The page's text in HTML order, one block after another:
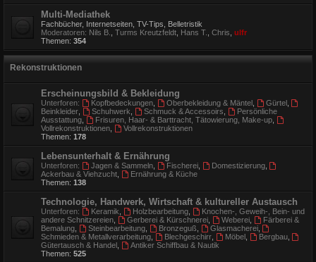
Multi-Mediathek
Fachbücher, Internetseiten, TV-Tips, Belletristik
Moderatoren: Nils B. Turms Kreutzfeldt Hans T. Chris ulfr
Themen: 354
Rekonstruktionen
Erscheinungsbild & Bekleidung
Unterforen: Kopfbedeckungen, Oberbekleidung & Mäntel Gürtel
Beinkleider
Schuhwerk Schmuck & Accessoirs
Persönliche
Ausstattung
Frisuren, Haar- & Barttracht, Tätowierung, Make-up,
Vollrekonstruktionen
Vollrekonstruktionen
Themen: 178
Lebensunterhalt & Ernährung
Unterforen: Jagen & Sammeln, Fischerei, Domestizierung,
Ackerbau & Viehzucht
Ernährung & Küche
Themen: 138
Technologie, Handwerk, Wirtschaft & kultureller Austausch
Unterforen: Keramik Holzbearbeitung,
Knochen-, Geweih-, Bein- und
andere Schnitzereien
Gerberei & Kürschnerei, Weberei,
Färberei &
Bemalung
Steinbearbeitung, Bronzeguß Glasmacherei,
Schmieden & Metallverarbeitung
Blechgeschirr, Möbel Bergbau,
Gütertausch & Handel
Antiker Schiffbau & Nautik
Themen: 525